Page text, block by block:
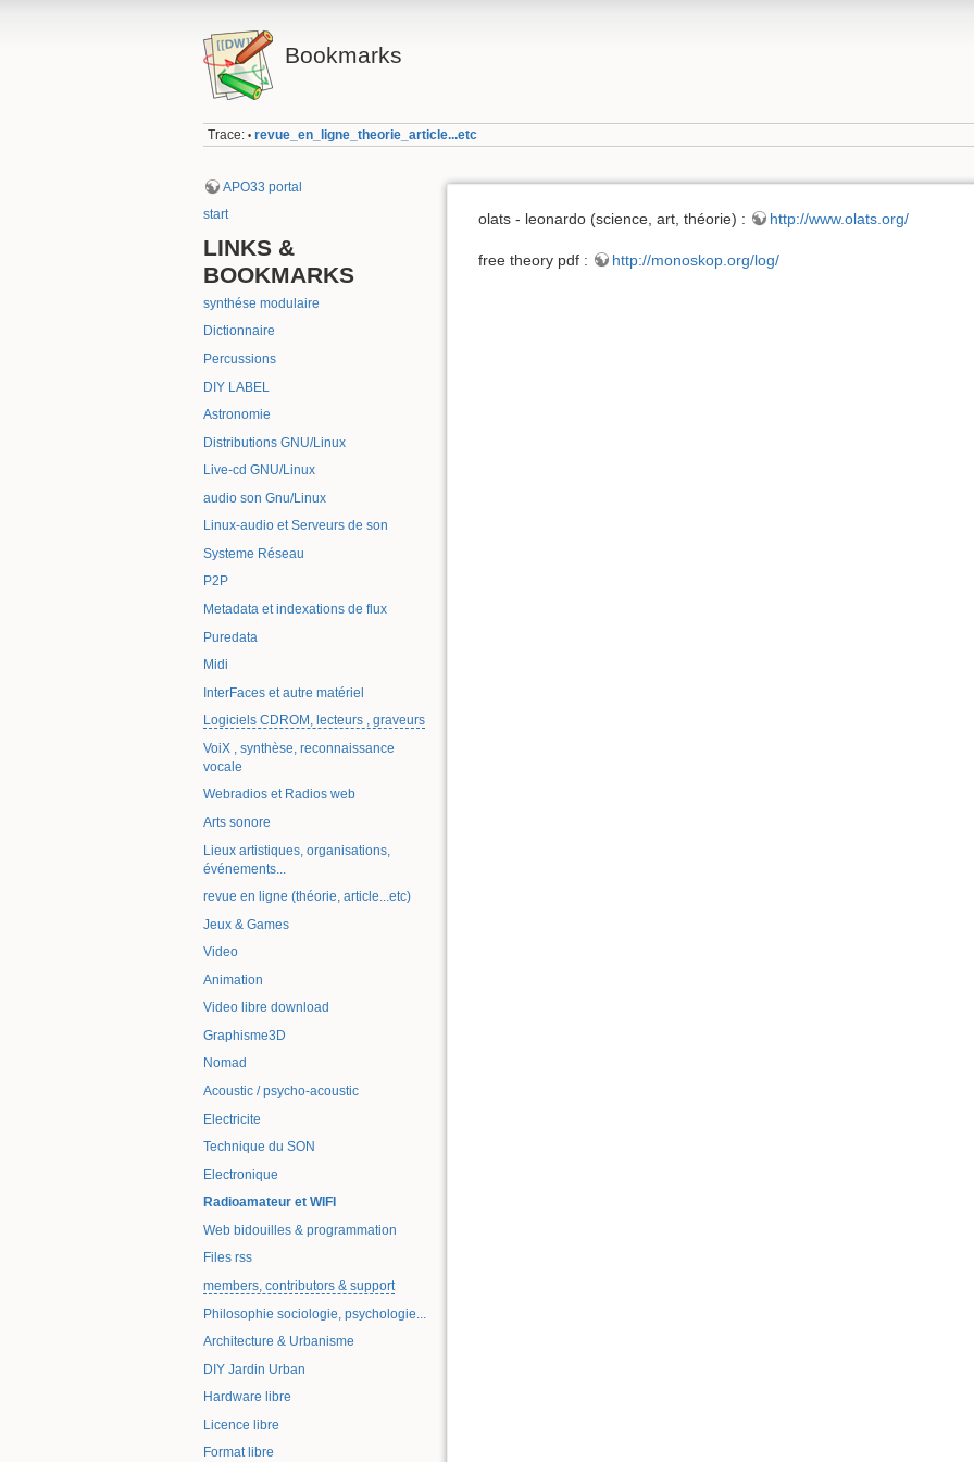
Bookmarks
Trace: • revue_en_ligne_theorie_article...etc
APO33 portal
start
LINKS &
BOOKMARKS
synthése modulaire
Dictionnaire
Percussions
DIY LABEL
Astronomie
Distributions GNU/Linux
Live-cd GNU/Linux
audio son Gnu/Linux
Linux-audio et Serveurs de son
Systeme Réseau
P2P
Metadata et indexations de flux
Puredata
Midi
InterFaces et autre matériel
Logiciels CDROM, lecteurs , graveurs
VoiX , synthèse, reconnaissance
vocale
Webradios et Radios web
Arts sonore
Lieux artistiques, organisations,
événements...
revue en ligne (théorie, article...etc)
Jeux & Games
Video
Animation
Video libre download
Graphisme3D
Nomad
Acoustic / psycho-acoustic
Electricite
Technique du SON
Electronique
Radioamateur et WIFI
Web bidouilles & programmation
Files rss
members, contributors & support
Philosophie sociologie, psychologie...
Architecture & Urbanisme
DIY Jardin Urban
Hardware libre
Licence libre
Format libre
olats - leonardo (science, art, théorie) : http://www.olats.org/
free theory pdf : http://monoskop.org/log/